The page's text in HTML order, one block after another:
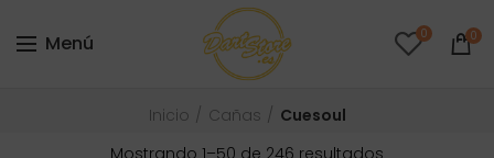
Menú 0 0
Inicio Cañas
Cuesoul
Mostrando 1–50 de 246 resultados